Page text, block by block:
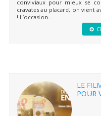
conviviaux pour mieux se
cravates au placard, on vient
! L’occasion...
LE
POUR